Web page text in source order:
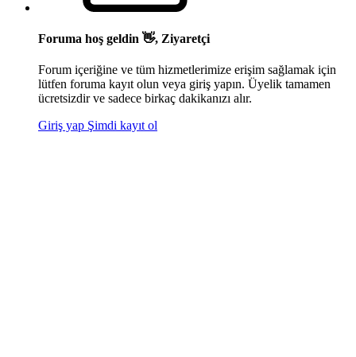
Foruma hoş geldin 👋, Ziyaretçi
Forum içeriğine ve tüm hizmetlerimize erişim sağlamak için
lütfen foruma kayıt olun veya giriş yapın. Üyelik tamamen
ücretsizdir ve sadece birkaç dakikanızı alır.
Giriş yap Şimdi kayıt ol